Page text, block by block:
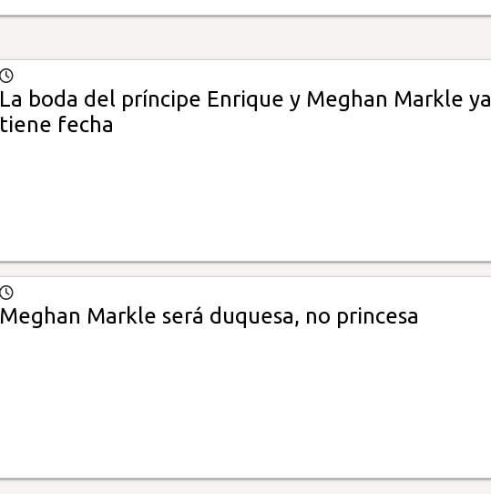
La boda del príncipe Enrique y Meghan Markle ya
tiene fecha
Meghan Markle será duquesa, no princesa